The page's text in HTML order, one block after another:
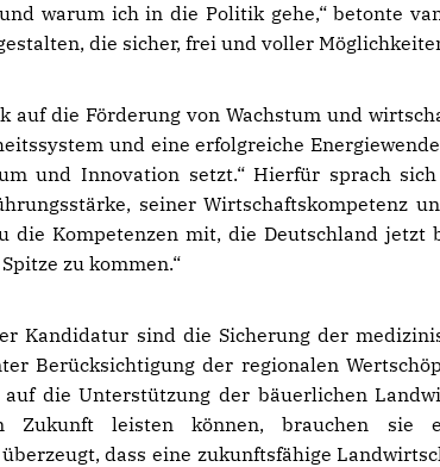
warum ich in die Politik gehe,“ betonte
die sicher, frei und voller
auf die Förderung von Wachstum und
und eine erfolgreiche
und Innovation setzt.“ Hierfür sprach
seiner Wirtschaftskompetenz
die Kompetenzen mit, die Deutschland jetzt
zu kommen.“
Kandidatur sind die Sicherung der
Berücksichtigung der regionalen
auf die Unterstützung der bäuerlichen
leisten können, brauchen sie
dass eine zukunftsfähige